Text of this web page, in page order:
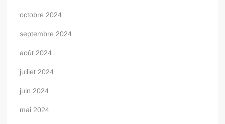
octobre 2024
septembre 2024
août 2024
juillet 2024
juin 2024
mai 2024